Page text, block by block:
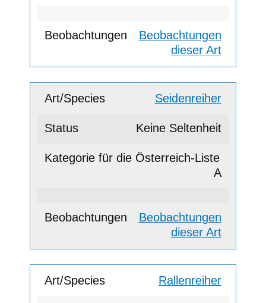
Beobachtungen
dieser Art
Seidenreiher
Keine Seltenheit
A
Beobachtungen
dieser Art
Rallenreiher